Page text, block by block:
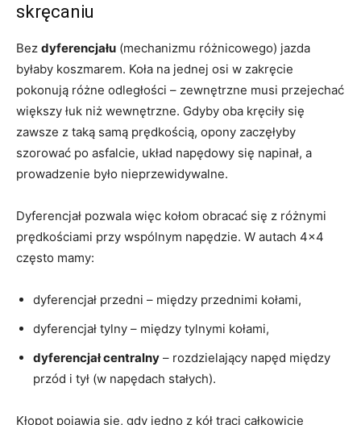
skręcaniu
Bez dyferencjału (mechanizmu różnicowego) jazda
byłaby koszmarem. Koła na jednej osi w zakręcie
pokonują różne odległości – zewnętrzne musi przejechać
większy łuk niż wewnętrzne. Gdyby oba kręciły się
zawsze z taką samą prędkością, opony zaczęłyby
szorować po asfalcie, układ napędowy się napinał, a
prowadzenie było nieprzewidywalne.
Dyferencjał pozwala więc kołom obracać się z różnymi
prędkościami przy wspólnym napędzie. W autach 4×4
często mamy:
dyferencjał przedni – między przednimi kołami,
dyferencjał tylny – między tylnymi kołami,
dyferencjał centralny – rozdzielający napęd między
przód i tył (w napędach stałych).
Kłopot pojawia się, gdy jedno z kół traci całkowicie